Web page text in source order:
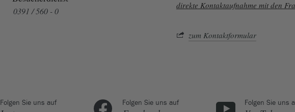
0391 / 560 - 0
direkte Kontaktaufnahme mit den
zum Kontaktformular
Folgen Sie uns auf Folgen Sie uns auf Folgen Sie uns